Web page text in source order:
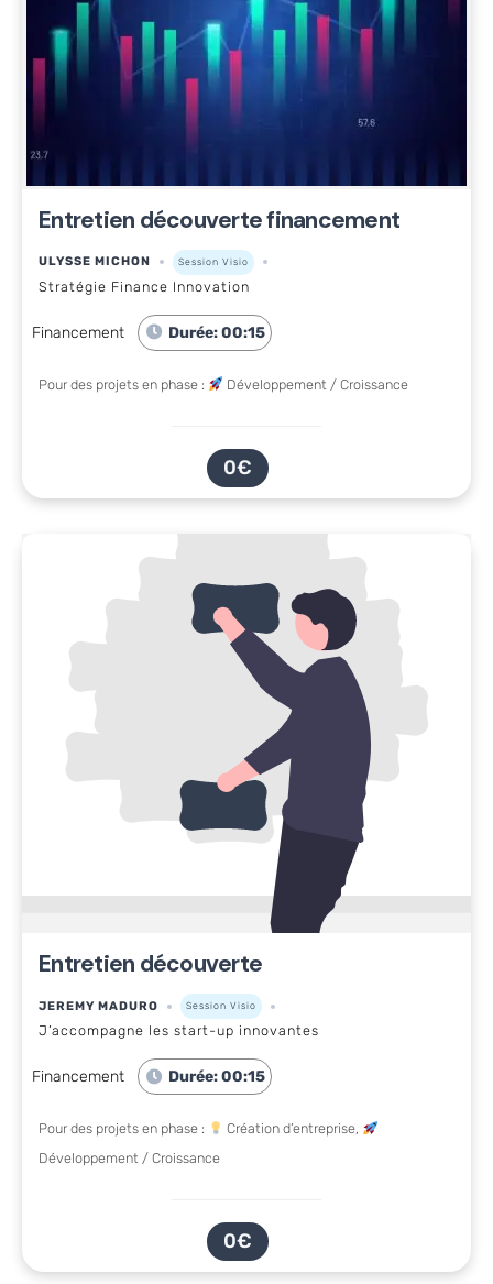
Entretien découverte financement
ULYSSE MICHON Session Visio
Stratégie Finance Innovation
Financement Durée: 00:15
Pour des projets en phase : Développement / Croissance
0€
Entretien découverte
JEREMY MADURO Session Visio
J’accompagne les start-up innovantes
Financement Durée: 00:15
Pour des projets en phase :
Création d’entreprise,
Développement / Croissance
0€